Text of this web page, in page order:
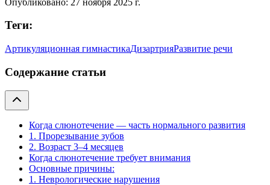
Теги:
Артикуляционная гимнастикаДизартрияРазвитие речи
Содержание статьи
Когда слюнотечение — часть нормального развития
1. Прорезывание зубов
2. Возраст 3–4 месяцев
Когда слюнотечение требует внимания
Основные причины:
1. Неврологические нарушения